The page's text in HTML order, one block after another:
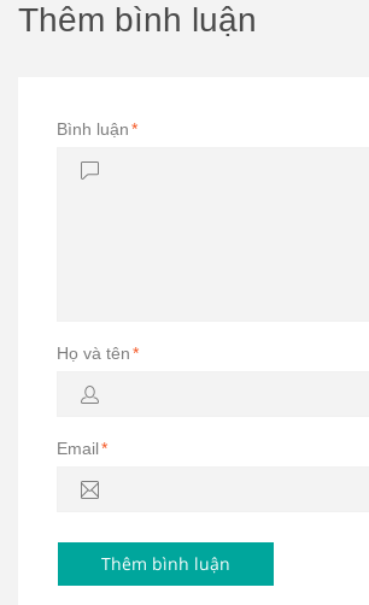
Thêm bình luận
Bình luận*
Họ và tên*
Email*